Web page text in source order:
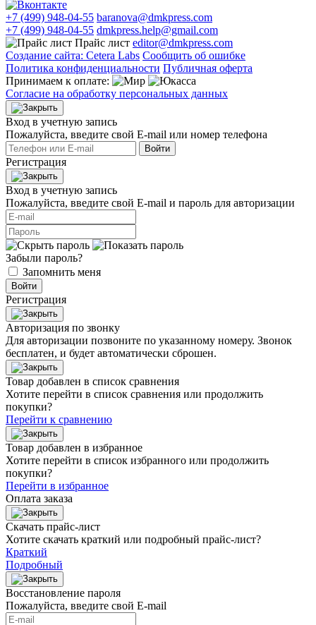
+7 (499) 948-04-55 baranova@dmkpress.com
+7 (499) 948-04-55 dmkpress.help@gmail.com
Прайс лист editor@dmkpress.com
Создание сайта: Cetera Labs Сообщить об ошибке
Политика конфиденциальности Публичная оферта
Принимаем к оплате:
Согласие на обработку персональных данных
Вход в учетную запись
Пожалуйста, введите свой E‑mail или номер телефона
Войти
Регистрация
Вход в учетную запись
Пожалуйста, введите свой E‑mail и пароль для авторизации
Забыли пароль?
Запомнить меня
Войти
Регистрация
Авторизация по звонку
Для авторизации позвоните по указанному номеру. Звонок
бесплатен, и будет автоматически сброшен.
Товар добавлен в список сравнения
Хотите перейти в список сравнения или продолжить
покупки?
Перейти к сравнению
Товар добавлен в избранное
Хотите перейти в список избранного или продолжить
покупки?
Перейти в избранное
Оплата заказа
Скачать прайс-лист
Хотите скачать краткий или подробный прайс-лист?
Краткий
Подробный
Восстановление пароля
Пожалуйста, введите свой E‑mail